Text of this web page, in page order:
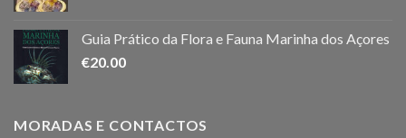
Guia Prático da Flora e Fauna Marinha dos Açores
€20.00
MORADAS E CONTACTOS